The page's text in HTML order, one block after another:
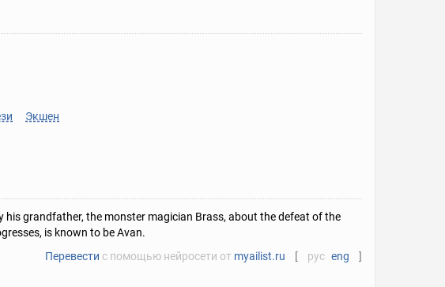
Экшен
grandfather, the monster magician Brass, about the defeat of the
is known to be Avan.
Перевести с помощью нейросети от myailist.ru [ рус eng ]